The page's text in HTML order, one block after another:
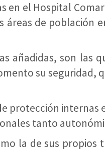
en el Hospital
de población
añadidas, son las
su seguridad,
protección
tanto
la de sus propios